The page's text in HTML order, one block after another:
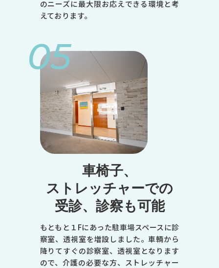
トップページ
当院について
エムセラについて
マイシグナルについて
男性不妊・精液検査
よくある質問
オンライン診療のご案内
●
●
●
-
●
-
※受付は終了時間の30分前です 休診日／日曜日、祝日
月
水
木
のニーズに最大限お応えできる環境と考
えております。
05
車椅子、
ストレッチャーでの
受診、診察も可能
もともと１Fにあった駐車場スペースに診
察室、透視室を増設しました。車輌から
降りてすぐの診察室、透視室となります
ので、介護の必要な方、ストレッチャー